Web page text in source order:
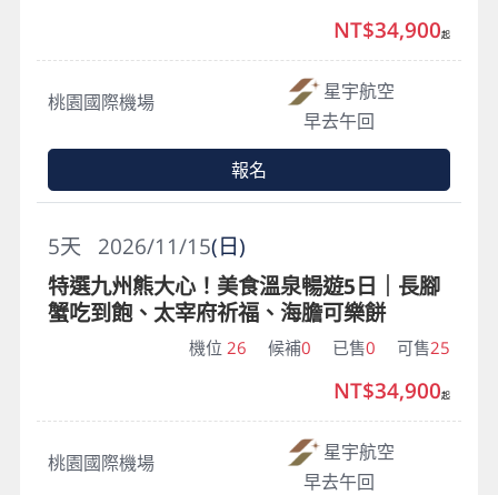
桃園國際機場
星宇航空
早去午回
NT$34,900起
報名
2026/11/15(日)
5天
特選九州熊大心！美食溫泉暢遊5日｜長腳
蟹吃到飽、太宰府祈福、海膽可樂餅
機位 26 候補0 已售0 可售25
桃園國際機場
星宇航空
早去午回
NT$34,900起